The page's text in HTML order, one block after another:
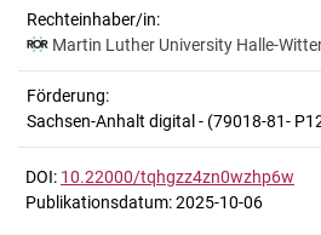
Rechteinhaber/in:
Martin Luther University Halle-
Förderung:
Sachsen-Anhalt digital - (79018-81-
DOI: 10.22000/tqhgzz4zn0wzhp6w
Publikationsdatum: 2025-10-06